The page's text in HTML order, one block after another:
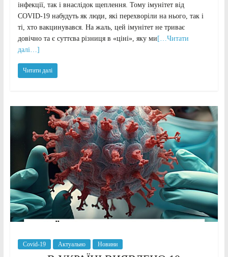
інфекції, так і внаслідок щеплення. Тому імунітет від
COVID-19 набудуть як люди, які перехворіли на нього, так і
ті, хто вакцинувався. На жаль, цей імунітет не триває
довічно та є суттєва різниця в «ціні», яку ми […Читати
далі…]
Читати далі
Covid-19 Актуально Новини